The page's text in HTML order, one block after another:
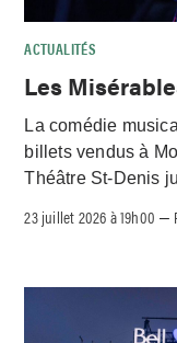
ACTUALITÉS
Les
La comédie
billets vendus à
Théâtre St-Denis
23 juillet 2026 à 19h00 –